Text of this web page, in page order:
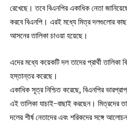
রেখেছে। তবে বিএনপির একাধিক নেতা
করবে বিএনপি। এরই মধ্যে মিত্র দলগুলোর কাছ
আসনের তালিকা চাওয়া হয়েছে।
এদের মধ্যে কয়েকটি দল তাদের প্রার্থী তালিকা
হস্তান্তর করেছে।
একাধিক সূত্র নিশ্চিত করেছে, বিএনপির
এই তালিকা যাচাই-বাছাই করছেন। মিত্রদের
দলের শীর্ষ নেতাদের এবং শরিকদের সঙ্গে